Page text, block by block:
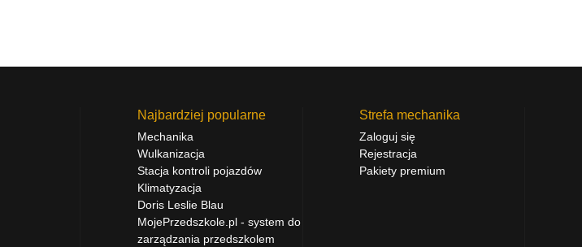
Najbardziej popularne
Mechanika
Wulkanizacja
Stacja kontroli pojazdów
Klimatyzacja
Doris Leslie Blau
MojePrzedszkole.pl - system do
zarządzania przedszkolem
Strefa mechanika
Zaloguj się
Rejestracja
Pakiety premium